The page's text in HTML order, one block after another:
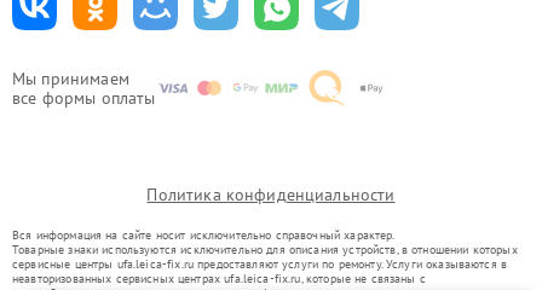
Мы принимаем
все формы оплаты
Политика конфиденциальности
Вся информация на сайте носит исключительно справочный характер.
Товарные знаки используются исключительно для описания устройств, в отношении которых
сервисные центры ufa.leica-fix.ru предоставляют услуги по ремонту. Услуги оказываются в
неавторизованных сервисных центрах ufa.leica-fix.ru, которые не связаны с